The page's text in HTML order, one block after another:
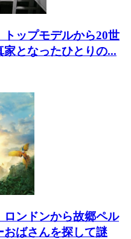
トップモデルから20世
となったひとりの...
ロンドンから故郷ペル
おばさんを探して謎